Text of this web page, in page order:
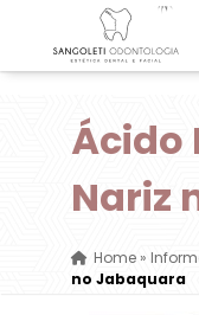
Ácido
Nariz
Home»
no Jabaquara